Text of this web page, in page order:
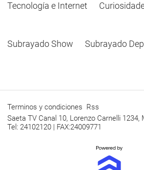
Tecnología e Internet
Subrayado Show Subrayado
Terminos y condiciones Rss
Saeta TV Canal 10, Lorenzo Carnelli 1234,
Tel: 24102120 | FAX:24009771